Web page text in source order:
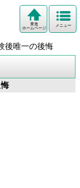
メニュー
東進
ホームページ
後唯一の後悔